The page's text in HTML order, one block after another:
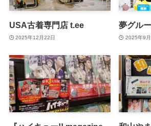
USA古着専門店 t.ee
2025年12月22日
夢グル
2025年9